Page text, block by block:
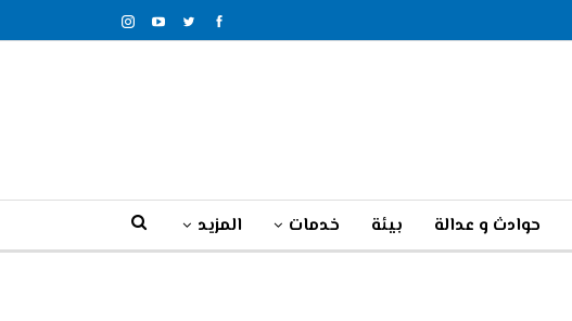
حوادث و عدالة بيئة خدمات المزيد